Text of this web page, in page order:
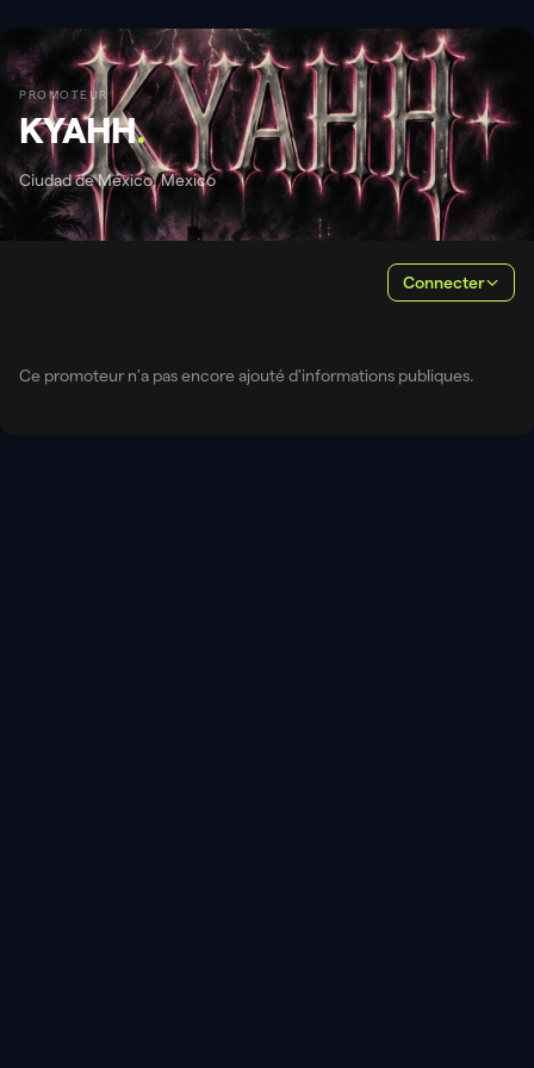
PROMOTEUR
KYAHH.
Ciudad de México, Mexico
Connecter
Ce promoteur n'a pas encore ajouté d'informations publiques.